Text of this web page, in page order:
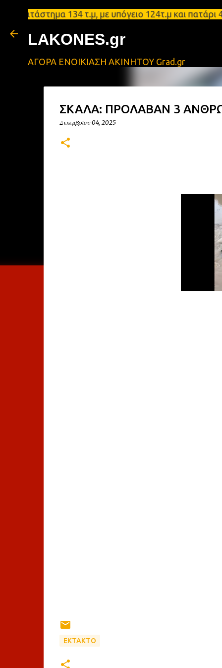
134 τ.μ, με υπόγειο 124τ.μ και
LAKONES.gr
ΑΓΟΡΑ ΕΝΟΙΚΙΑΣΗ ΑΚΙΝΗΤΟΥ Grad.gr
ΣΚΑΛΑ: ΠΡΟΛΑΒΑΝ 3
Δεκεμβρίου 04, 2025
ΕΚΤΑΚΤΟ